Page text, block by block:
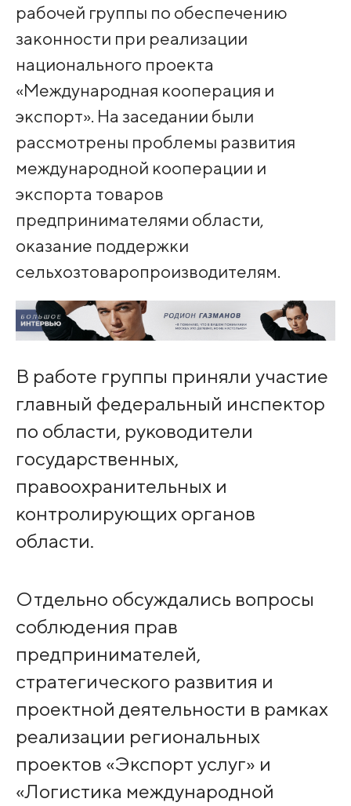
рабочей группы по обеспечению
законности при реализации
национального проекта
«Международная кооперация и
экспорт». На заседании были
рассмотрены проблемы развития
международной кооперации и
экспорта товаров
предпринимателями области,
оказание поддержки
сельхозтоваропроизводителям.
В работе группы приняли участие
главный федеральный инспектор
по области, руководители
государственных,
правоохранительных и
контролирующих органов
области.
Отдельно обсуждались вопросы
соблюдения прав
предпринимателей,
стратегического развития и
проектной деятельности в рамках
реализации региональных
проектов «Экспорт услуг» и
«Логистика международной